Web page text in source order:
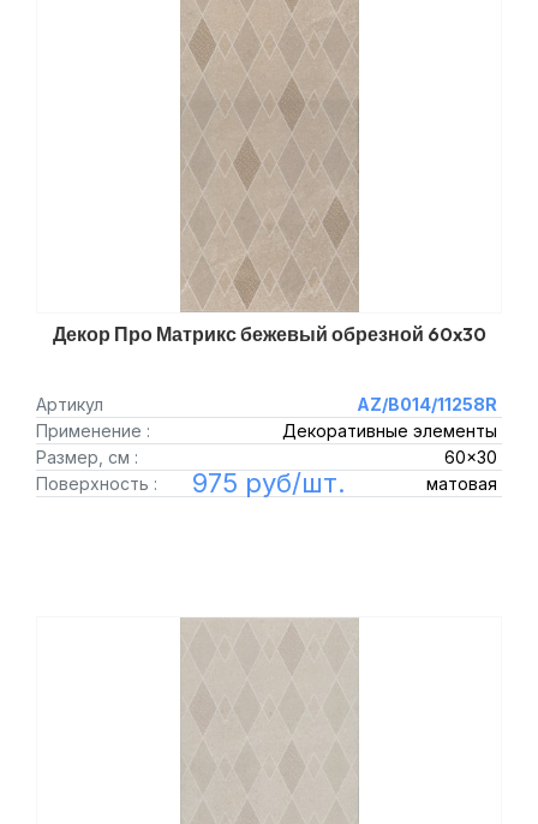
Декор Про Матрикс бежевый обрезной 60x30
Артикул
AZ/B014/11258R
Применение :
Декоративные элементы
Размер, см :
60x30
Поверхность :
матовая
975 руб/шт.